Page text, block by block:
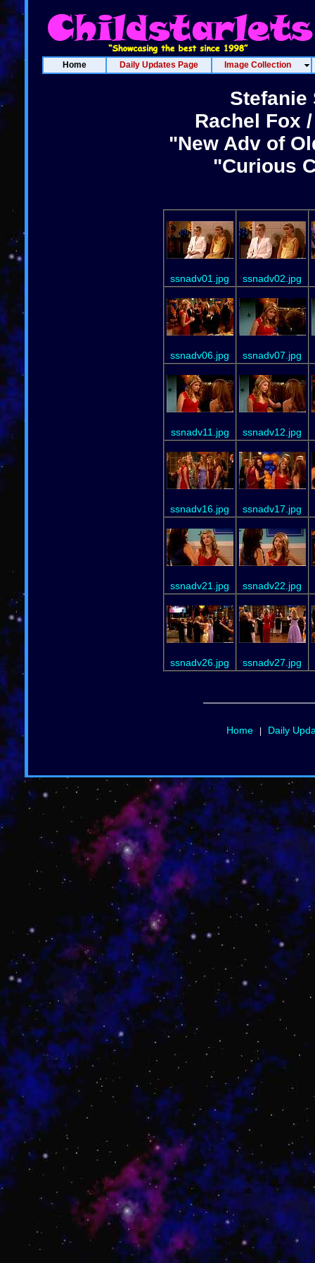
Home Daily Updates Page Image Collection
Stefanie
Rachel Fox
"New Adv of
"Curious
ssnadv01.jpg ssnadv02.jpg
ssnadv06.jpg ssnadv07.jpg
ssnadv11.jpg ssnadv12.jpg
ssnadv16.jpg ssnadv17.jpg
ssnadv21.jpg ssnadv22.jpg
ssnadv26.jpg ssnadv27.jpg
Home| Daily